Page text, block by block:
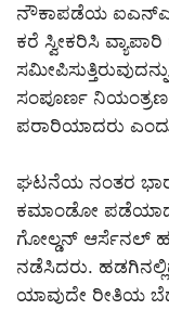
ನೌಕಾಪಡೆಯ ಐಎನ್‌ಎಸ್
ಕರೆ ಸ್ವೀಕರಿಸಿ
ಸಂಪೂರ್ಣ
ಪರಾರಿಯಾದರು
ಘಟನೆಯ ನಂತರ
ಕಮಾಂಡೋ ಪಡೆಯಾದ
ಗೋಲ್ಡನ್ ಆರ್ಸೆನಲ್
ನಡೆಸಿದರು.
ಯಾವುದೇ ರೀತಿಯ